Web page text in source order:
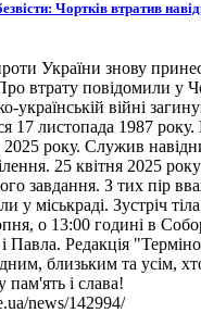
Чортків втратив
України знову
втрату повідомили у
українській війні
17 листопада 1987
року. Служив
25 квітня 2025
завдання. З тих пір
у міськраді. Зустріч
о 13:00 годині в
Павла. Редакція
близьким та усім,
пам'ять і слава!
news/142994/